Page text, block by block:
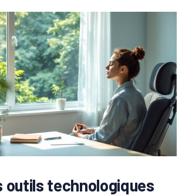
outils technologiques